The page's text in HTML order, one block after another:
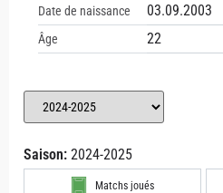
Date de naissance 03.09.2003
Âge 22
Saison: 2024-2025
Matchs joués